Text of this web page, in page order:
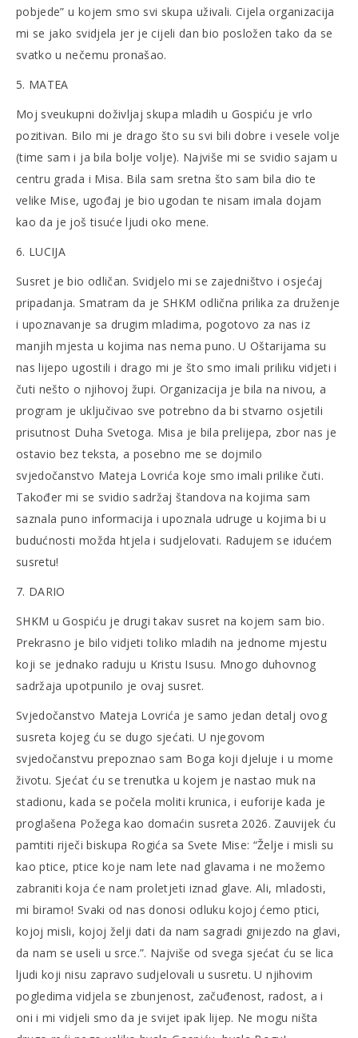
pobjede” u kojem smo svi skupa uživali. Cijela organizacija
mi se jako svidjela jer je cijeli dan bio posložen tako da se
svatko u nečemu pronašao.
5. MATEA
Moj sveukupni doživljaj skupa mladih u Gospiću je vrlo
pozitivan. Bilo mi je drago što su svi bili dobre i vesele volje
(time sam i ja bila bolje volje). Najviše mi se svidio sajam u
centru grada i Misa. Bila sam sretna što sam bila dio te
velike Mise, ugođaj je bio ugodan te nisam imala dojam
kao da je još tisuće ljudi oko mene.
6. LUCIJA
Susret je bio odličan. Svidjelo mi se zajedništvo i osjećaj
pripadanja. Smatram da je SHKM odlična prilika za druženje
i upoznavanje sa drugim mladima, pogotovo za nas iz
manjih mjesta u kojima nas nema puno. U Oštarijama su
nas lijepo ugostili i drago mi je što smo imali priliku vidjeti i
čuti nešto o njihovoj župi. Organizacija je bila na nivou, a
program je uključivao sve potrebno da bi stvarno osjetili
prisutnost Duha Svetoga. Misa je bila prelijepa, zbor nas je
ostavio bez teksta, a posebno me se dojmilo
svjedočanstvo Mateja Lovrića koje smo imali prilike čuti.
Također mi se svidio sadržaj štandova na kojima sam
saznala puno informacija i upoznala udruge u kojima bi u
budućnosti možda htjela i sudjelovati. Radujem se idućem
susretu!
7. DARIO
SHKM u Gospiću je drugi takav susret na kojem sam bio.
Prekrasno je bilo vidjeti toliko mladih na jednome mjestu
koji se jednako raduju u Kristu Isusu. Mnogo duhovnog
sadržaja upotpunilo je ovaj susret.
Svjedočanstvo Mateja Lovrića je samo jedan detalj ovog
susreta kojeg ću se dugo sjećati. U njegovom
svjedočanstvu prepoznao sam Boga koji djeluje i u mome
životu. Sjećat ću se trenutka u kojem je nastao muk na
stadionu, kada se počela moliti krunica, i euforije kada je
proglašena Požega kao domaćin susreta 2026. Zauvijek ću
pamtiti riječi biskupa Rogića sa Svete Mise: “Želje i misli su
kao ptice, ptice koje nam lete nad glavama i ne možemo
zabraniti koja će nam proletjeti iznad glave. Ali, mladosti,
mi biramo! Svaki od nas donosi odluku kojoj ćemo ptici,
kojoj misli, kojoj želji dati da nam sagradi gnijezdo na glavi,
da nam se useli u srce.”. Najviše od svega sjećat ću se lica
ljudi koji nisu zapravo sudjelovali u susretu. U njihovim
pogledima vidjela se zbunjenost, začuđenost, radost, a i
oni i mi vidjeli smo da je svijet ipak lijep. Ne mogu ništa